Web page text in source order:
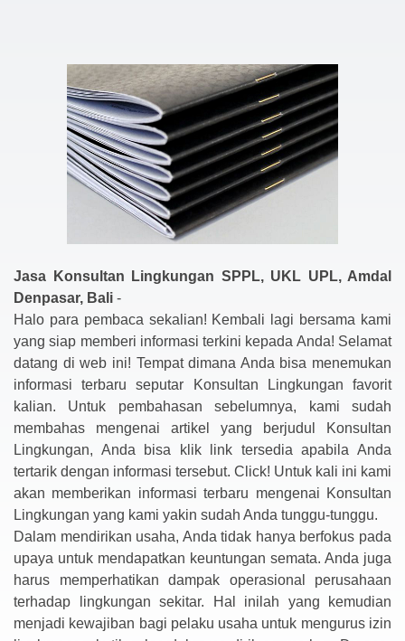
Jasa Konsultan Lingkungan SPPL, UKL UPL, Amdal
Denpasar, Bali -
Halo para pembaca sekalian! Kembali lagi bersama kami
yang siap memberi informasi terkini kepada Anda! Selamat
datang di web ini! Tempat dimana Anda bisa menemukan
informasi terbaru seputar Konsultan Lingkungan favorit
kalian. Untuk pembahasan sebelumnya, kami sudah
membahas mengenai artikel yang berjudul Konsultan
Lingkungan, Anda bisa klik link tersedia apabila Anda
tertarik dengan informasi tersebut. Click! Untuk kali ini kami
akan memberikan informasi terbaru mengenai Konsultan
Lingkungan yang kami yakin sudah Anda tunggu-tunggu.
Dalam mendirikan usaha, Anda tidak hanya berfokus pada
upaya untuk mendapatkan keuntungan semata. Anda juga
harus memperhatikan dampak operasional perusahaan
terhadap lingkungan sekitar. Hal inilah yang kemudian
menjadi kewajiban bagi pelaku usaha untuk mengurus izin